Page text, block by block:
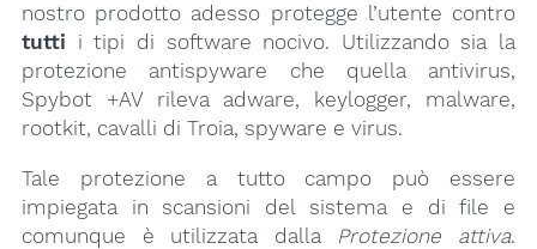
nostro prodotto adesso protegge l’utente contro
tutti i tipi di software nocivo. Utilizzando sia la
protezione antispyware che quella antivirus,
Spybot +AV rileva adware, keylogger, malware,
rootkit, cavalli di Troia, spyware e virus.
Tale protezione a tutto campo può essere
impiegata in scansioni del sistema e di file e
comunque è utilizzata dalla Protezione attiva.